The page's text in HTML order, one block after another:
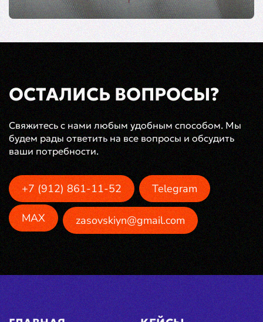
ОСТАЛИСЬ ВОПРОСЫ?
Свяжитесь с нами любым удобным способом. Мы
будем рады ответить на все вопросы и обсудить
ваши потребности.
+7 (912) 861-11-52 Telegram
MAX zasovskiyn@gmail.com